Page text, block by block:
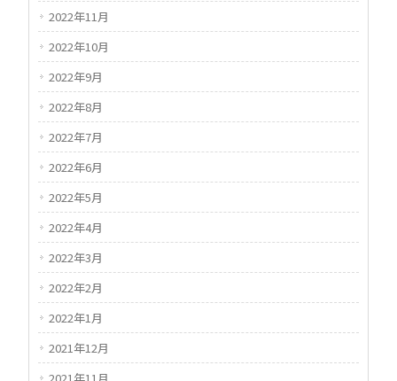
2022年11月
2022年10月
2022年9月
2022年8月
2022年7月
2022年6月
2022年5月
2022年4月
2022年3月
2022年2月
2022年1月
2021年12月
2021年11月